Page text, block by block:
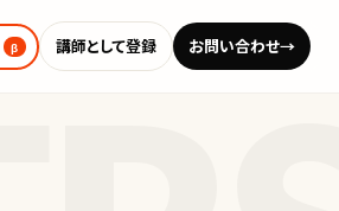
β 講師として登録 お問い合わせ→